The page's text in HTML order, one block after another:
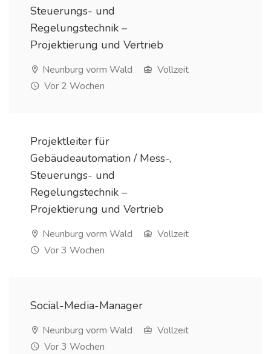
Steuerungs- und
Regelungstechnik –
Projektierung und Vertrieb
Neunburg vorm Wald
Vollzeit
Vor 2 Wochen
Projektleiter für
Gebäudeautomation / Mess-,
Steuerungs- und
Regelungstechnik –
Projektierung und Vertrieb
Neunburg vorm Wald
Vollzeit
Vor 3 Wochen
Social-Media-Manager
Neunburg vorm Wald
Vollzeit
Vor 3 Wochen